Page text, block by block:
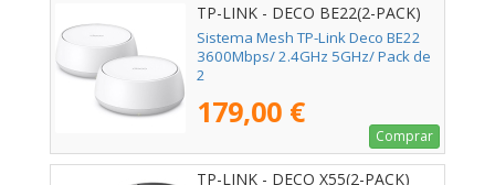
TP-LINK - DECO BE22(2-PACK)
Sistema Mesh TP-Link Deco BE22
3600Mbps/ 2.4GHz 5GHz/ Pack de
2
179,00 €
Comprar
TP-LINK - DECO X55(2-PACK)